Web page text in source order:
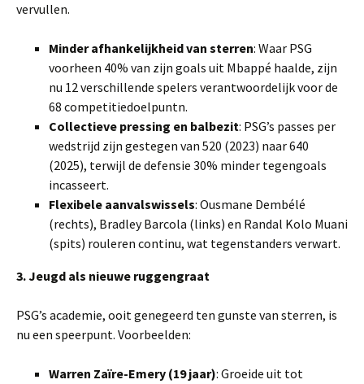
vervullen.
Minder afhankelijkheid van sterren: Waar PSG
voorheen 40% van zijn goals uit Mbappé haalde, zijn
nu 12 verschillende spelers verantwoordelijk voor de
68 competitiedoelpuntn.
Collectieve pressing en balbezit: PSG’s passes per
wedstrijd zijn gestegen van 520 (2023) naar 640
(2025), terwijl de defensie 30% minder tegengoals
incasseert.
Flexibele aanvalswissels: Ousmane Dembélé
(rechts), Bradley Barcola (links) en Randal Kolo Muani
(spits) rouleren continu, wat tegenstanders verwart.
3. Jeugd als nieuwe ruggengraat
PSG’s academie, ooit genegeerd ten gunste van sterren, is
nu een speerpunt. Voorbeelden:
Warren Zaïre-Emery (19 jaar): Groeide uit tot